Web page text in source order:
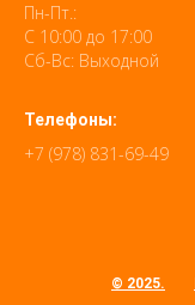
Пн-Пт.:
С 10:00 до 17:00
Сб-Вс: Выходной
Телефоны:
+7 (978) 831-69-49
© 2025.